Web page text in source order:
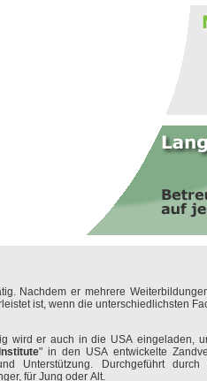
Nachdem er mehrere
ist, wenn die unterschiedlichsten
wird er auch in die USA eingeladen,
" in den USA entwickelte
Unterstützung. Durchgeführt
für Jung oder Alt.